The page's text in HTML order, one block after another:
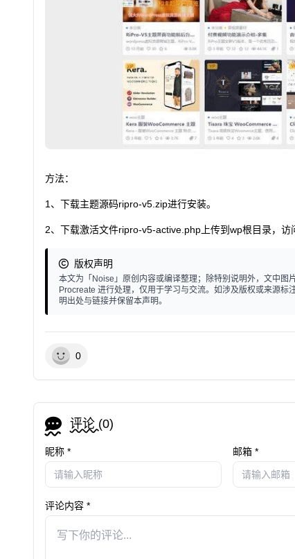
方法：
1、下载主题源码ripro-v5.zip进行安装。
2、下载激活文件ripro-v5-active.php上传到wp根目录，访
版权声明
本文为「Noise」原创内容或编译整理；除特别说明外，文中
Procreate 进行处理，仅用于学习与交流。如涉及版权或来源
明出处与链接并保留本声明。
0
评论 (0)
昵称 * 邮箱 *
评论内容 *